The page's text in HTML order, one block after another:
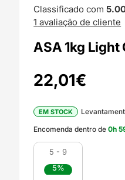
Classificado com
1 avaliação de cliente
ASA 1kg Light
22,01€
EM STOCK
Encomenda dentro de0h
5 - 9
5%